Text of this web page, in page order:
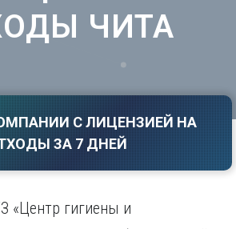
Саратов
Симферополь
Ставрополь
Т
Тамбов
Тольятти
ЧИТА
С ЛИЦЕНЗИЕЙ НА
ЗА 7 ДНЕЙ
«Центр гигиены и